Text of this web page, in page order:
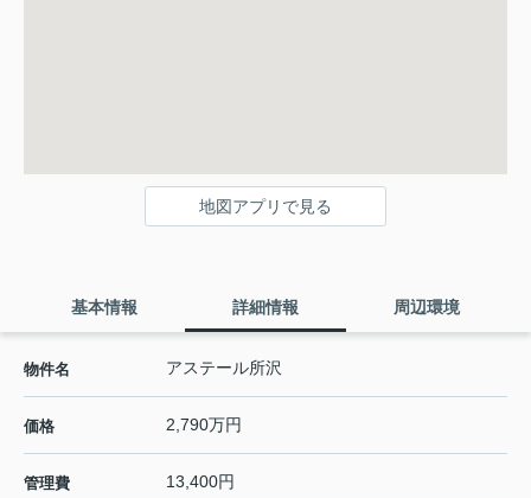
地図アプリで見る
基本情報 詳細情報 周辺環境
物件名 アステール所沢
価格 2,790万円
管理費 13,400円